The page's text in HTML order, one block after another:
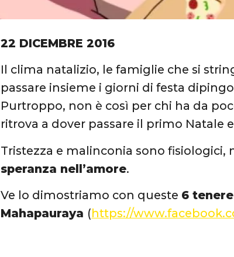
22 DICEMBRE 2016
Il clima natalizio, le famiglie che si
passare insieme i giorni di festa
Purtroppo, non è così per chi ha da
ritrova a dover passare il primo Natale
Tristezza e malinconia sono
speranza nell’amore.
Ve lo dimostriamo con queste 6
Mahapauraya (https://